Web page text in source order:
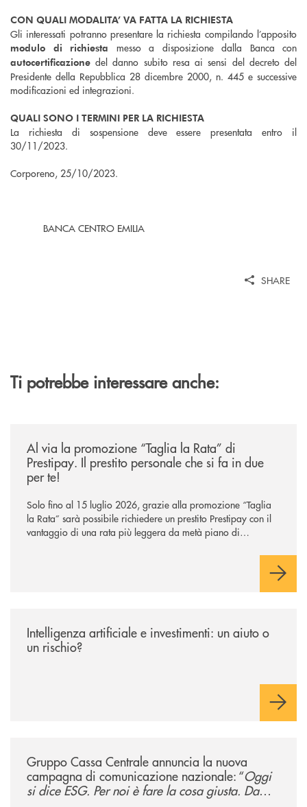
CON QUALI MODALITA’ VA FATTA LA RICHIESTA
Gli interessati potranno presentare la richiesta compilando l’apposito
modulo di richiesta messo a disposizione dalla Banca con
autocertificazione del danno subito resa ai sensi del decreto del
Presidente della Repubblica 28 dicembre 2000, n. 445 e successive
modificazioni ed integrazioni.
QUALI SONO I TERMINI PER LA RICHIESTA
La richiesta di sospensione deve essere presentata entro il
30/11/2023.
Corporeno, 25/10/2023.
BANCA CENTRO EMILIA
SHARE
Ti potrebbe interessare anche:
Al via la promozione “Taglia la Rata” di
Prestipay. Il prestito personale che si fa in due
per te!
Solo fino al 15 luglio 2026, grazie alla promozione “Taglia
la Rata” sarà possibile richiedere un prestito Prestipay con il
vantaggio di una rata più leggera da metà piano di
Intelligenza artificiale e investimenti: un aiuto o
un rischio?
Gruppo Cassa Centrale annuncia la nuova
campagna di comunicazione nazionale: “Oggi
si dice ESG. Per noi è fare la cosa giusta. Da